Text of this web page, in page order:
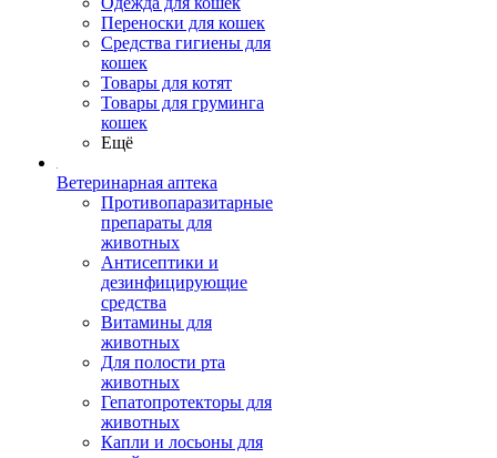
Переноски для кошек
Средства гигиены для
кошек
Товары для котят
Товары для груминга
кошек
Ещё
Ветеринарная аптека
Противопаразитарные
препараты для
животных
Антисептики и
дезинфицирующие
средства
Витамины для
животных
Для полости рта
животных
Гепатопротекторы для
животных
Капли и лосьоны для